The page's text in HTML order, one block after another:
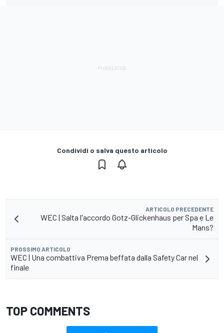
Condividi o salva questo articolo
ARTICOLO PRECEDENTE
WEC | Salta l'accordo Gotz-Glickenhaus per Spa e Le
Mans?
PROSSIMO ARTICOLO
WEC | Una combattiva Prema beffata dalla Safety Car nel
finale
TOP COMMENTS